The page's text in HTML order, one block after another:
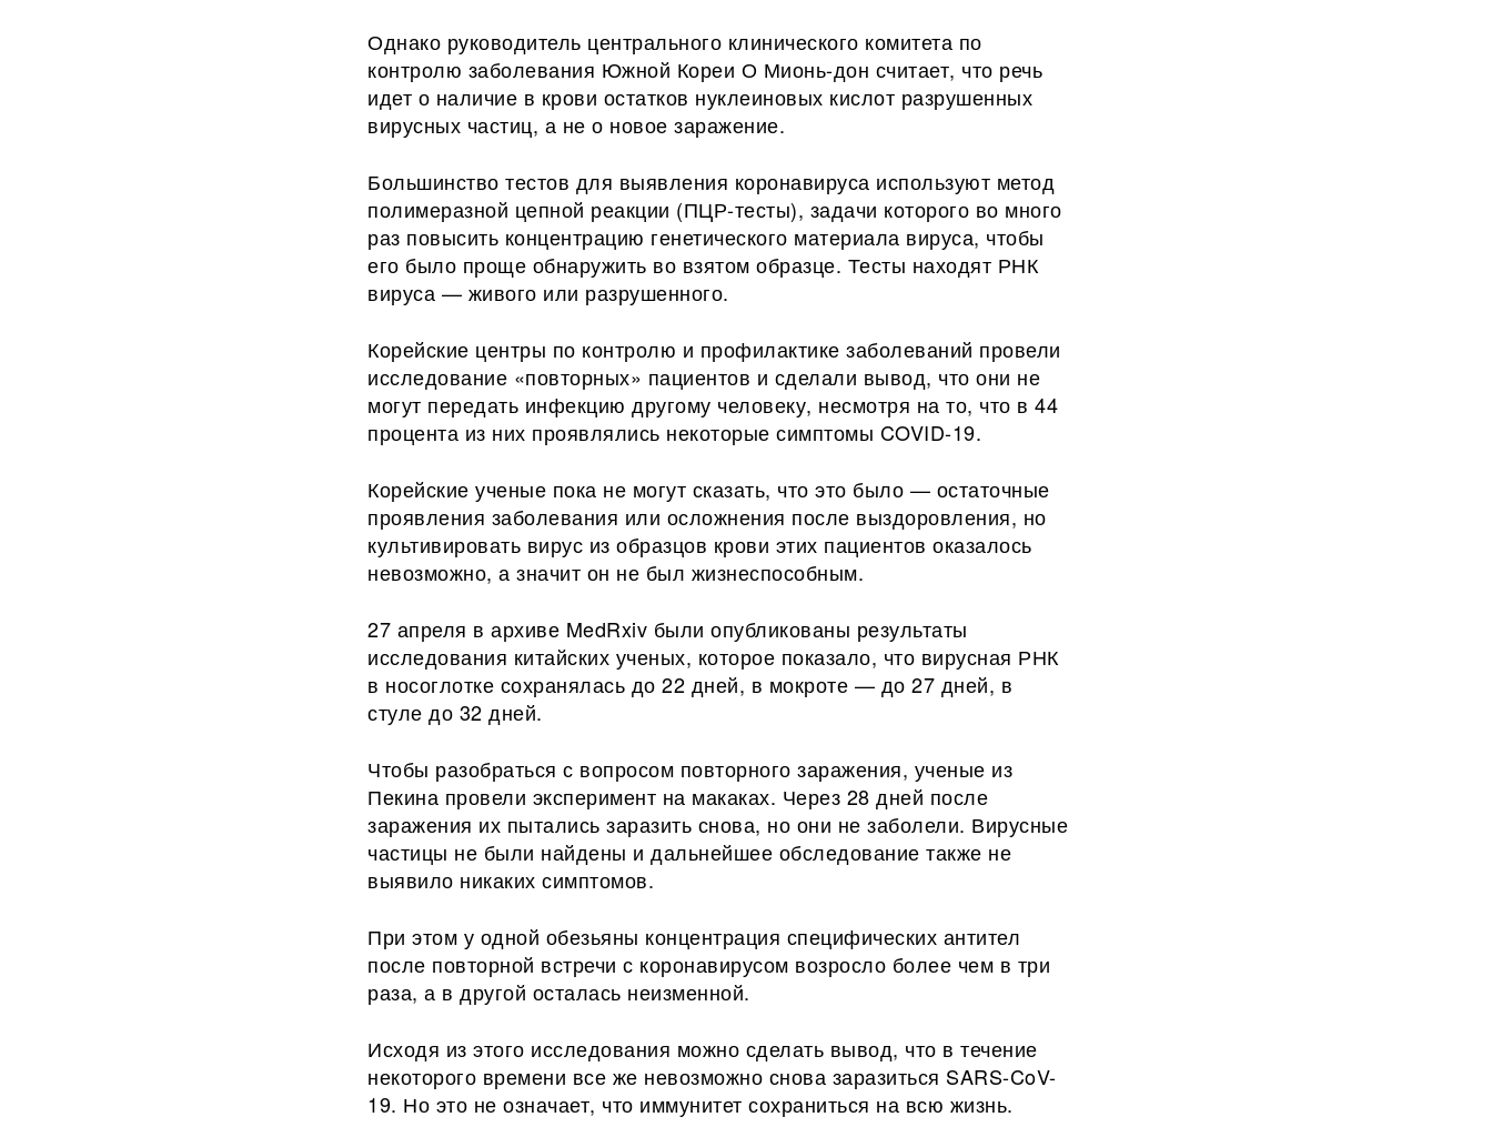
Однако руководитель центрального клинического комитета по
контролю заболевания Южной Кореи О Мионь-дон считает, что речь
идет о наличие в крови остатков нуклеиновых кислот разрушенных
вирусных частиц, а не о новое заражение.
Большинство тестов для выявления коронавируса используют метод
полимеразной цепной реакции (ПЦР-тесты), задачи которого во много
раз повысить концентрацию генетического материала вируса, чтобы
его было проще обнаружить во взятом образце. Тесты находят РНК
вируса — живого или разрушенного.
Корейские центры по контролю и профилактике заболеваний провели
исследование «повторных» пациентов и сделали вывод, что они не
могут передать инфекцию другому человеку, несмотря на то, что в 44
процента из них проявлялись некоторые симптомы COVID-19.
Корейские ученые пока не могут сказать, что это было — остаточные
проявления заболевания или осложнения после выздоровления, но
культивировать вирус из образцов крови этих пациентов оказалось
невозможно, а значит он не был жизнеспособным.
27 апреля в архиве MedRxiv были опубликованы результаты
исследования китайских ученых, которое показало, что вирусная РНК
в носоглотке сохранялась до 22 дней, в мокроте — до 27 дней, в
стуле до 32 дней.
Чтобы разобраться с вопросом повторного заражения, ученые из
Пекина провели эксперимент на макаках. Через 28 дней после
заражения их пытались заразить снова, но они не заболели. Вирусные
частицы не были найдены и дальнейшее обследование также не
выявило никаких симптомов.
При этом у одной обезьяны концентрация специфических антител
после повторной встречи с коронавирусом возросло более чем в три
раза, а в другой осталась неизменной.
Исходя из этого исследования можно сделать вывод, что в течение
некоторого времени все же невозможно снова заразиться SARS-CoV-
19. Но это не означает, что иммунитет сохраниться на всю жизнь.